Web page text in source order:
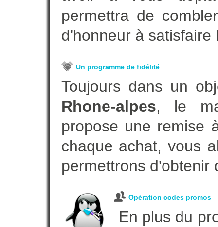
permettra de
d'honneur à satisfaire
Un programme de fidélité
Toujours dans un
Rhone-alpes, le
propose une remise
chaque achat, vous
permettrons d'obtenir
Opération codes promos
En plus du